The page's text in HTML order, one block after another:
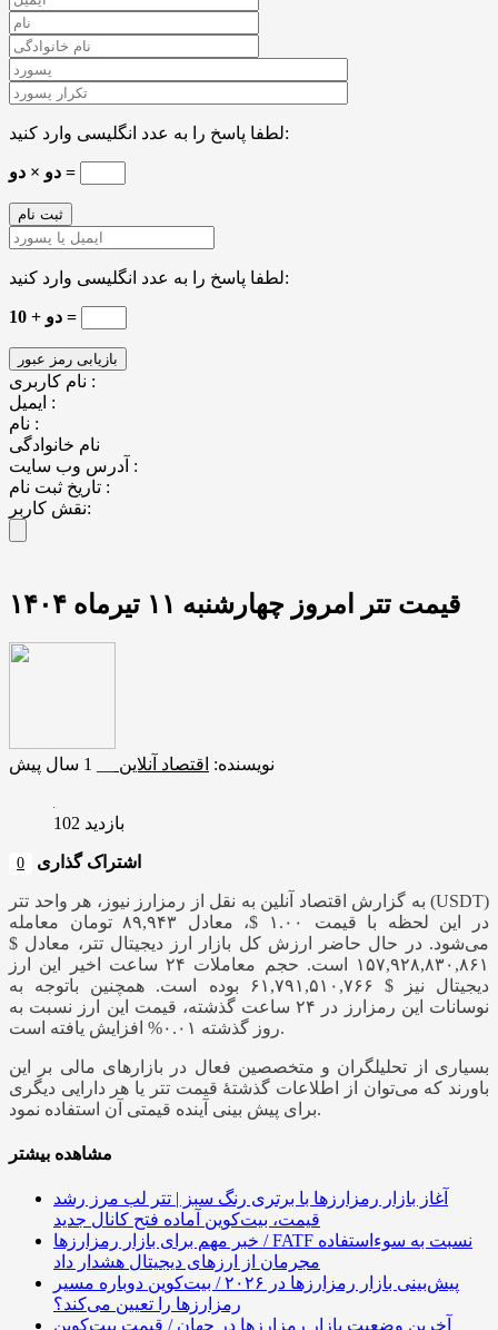
لطفا پاسخ را به عدد انگلیسی وارد کنید:
دو × دو =
لطفا پاسخ را به عدد انگلیسی وارد کنید:
10 + دو =
نام کاربری :
ایمیل :
نام :
نام خانوادگی
آدرس وب سایت :
تاریخ ثبت نام :
نقش کاربر:
قیمت تتر امروز چهارشنبه ۱۱ تیرماه ۱۴۰۴
نویسنده: اقتصاد آنلاین 1 سال پیش
بازدید 102
اشتراک گذاری 0
به گزارش اقتصاد آنلین به نقل از رمزارز نیوز، هر واحد تتر (USDT)
در این لحظه با قیمت ۱.۰۰ $، معادل ۸۹,۹۴۳ تومان معامله
می‌شود. در حال حاضر ارزش کل بازار ارز دیجیتال تتر، معادل $
۱۵۷,۹۲۸,۸۳۰,۸۶۱ است. حجم معاملات ۲۴ ساعت اخیر این ارز
دیجیتال نیز $ ۶۱,۷۹۱,۵۱۰,۷۶۶ بوده است. همچنین باتوجه به
نوسانات این رمزارز در ۲۴ ساعت گذشته، قیمت این ارز نسبت به
روز گذشته ۰.۰۱% افزایش یافته است.
بسیاری از تحلیلگران و متخصصین فعال در بازار‌های مالی بر این
باورند که می‌توان از اطلاعات گذشتۀ قیمت تتر یا هر دارایی دیگری
برای پیش بینی آینده قیمتی آن استفاده نمود.
مشاهده بیشتر
آغاز بازار رمزارزها با برتری رنگ سبز | تتر لب مرز رشد
قیمت، بیت‌کوین آماده فتح کانال جدید
خبر مهم برای بازار رمزارزها / FATF نسبت به سوءاستفاده
مجرمان از ارزهای دیجیتال هشدار داد
پیش‌بینی بازار رمزارزها در ۲۰۲۶ / بیت‌کوین دوباره مسیر
رمزارزها را تعیین می‌کند؟
آخرین وضعیت بازار رمزارزها در جهان / قیمت بیت‌کوین